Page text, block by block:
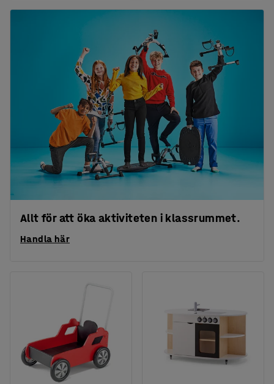
Allt för att öka aktiviteten i klassrummet.
Handla här